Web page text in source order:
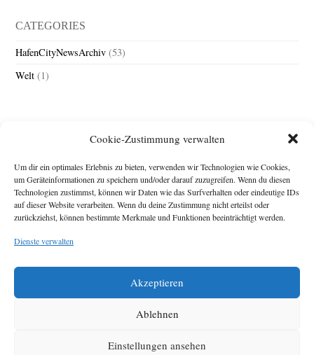
Cookie-Zustimmung verwalten
Um dir ein optimales Erlebnis zu bieten, verwenden wir Technologien wie Cookies,
um Geräteinformationen zu speichern und/oder darauf zuzugreifen. Wenn du diesen
Technologien zustimmst, können wir Daten wie das Surfverhalten oder eindeutige IDs
auf dieser Website verarbeiten. Wenn du deine Zustimmung nicht erteilst oder
zurückziehst, können bestimmte Merkmale und Funktionen beeinträchtigt werden.
Dienste verwalten
Akzeptieren
Ablehnen
Einstellungen ansehen
CATEGORIES
HafenCityNewsArchiv (53)
Welt (1)
Impressum
Michael Baden,
Diese Webseite stellt
zehn Jahre der